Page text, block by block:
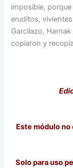
imposible,
eruditos,
Garcilazo,
copiaron y
Este módulo
Solo para uso